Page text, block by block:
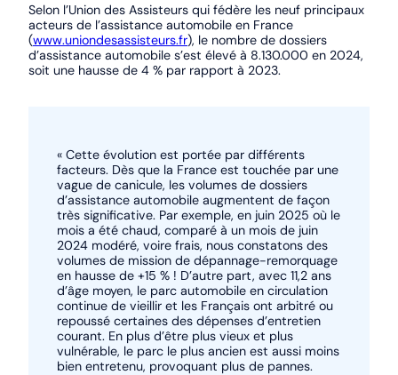
Selon l’Union des Assisteurs qui fédère les neuf principaux
acteurs de l’assistance automobile en France
(www.uniondesassisteurs.fr), le nombre de dossiers
d’assistance automobile s’est élevé à 8.130.000 en 2024,
soit une hausse de 4 % par rapport à 2023.
« Cette évolution est portée par différents
facteurs. Dès que la France est touchée par une
vague de canicule, les volumes de dossiers
d’assistance automobile augmentent de façon
très significative. Par exemple, en juin 2025 où le
mois a été chaud, comparé à un mois de juin
2024 modéré, voire frais, nous constatons des
volumes de mission de dépannage-remorquage
en hausse de +15 % ! D’autre part, avec 11,2 ans
d’âge moyen, le parc automobile en circulation
continue de vieillir et les Français ont arbitré ou
repoussé certaines des dépenses d’entretien
courant. En plus d’être plus vieux et plus
vulnérable, le parc le plus ancien est aussi moins
bien entretenu, provoquant plus de pannes.